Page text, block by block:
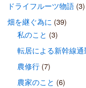
ドライフルーツ物語(3)
畑を継ぐ為に (39)
私のこと (3)
転居による新幹線通
農修行(7)
農家のこと (6)